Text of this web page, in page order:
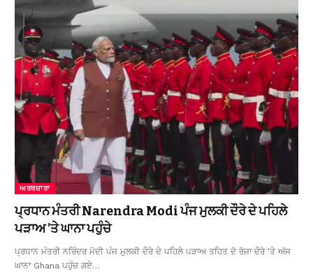
ਅਰਥਚਾਰਾ
ਪ੍ਰਧਾਨ ਮੰਤਰੀ Narendra Modi ਪੰਜ ਮੁਲਕੀ ਦੌਰੇ ਦੇ ਪਹਿਲੇ
ਪੜਾਅ ’ਤੇ ਘਾਨਾ ਪਹੁੰਚੇ
ਪ੍ਰਧਾਨ ਮੰਤਰੀ ਨਰਿੰਦਰ ਮੋਦੀ ਪੰਜ ਮੁਲਕੀ ਦੌਰੇ ਦੇ ਪਹਿਲੇ ਪੜਾਅ ਤਹਿਤ ਦੋ ਰੋਜ਼ਾ ਦੌਰੇ ’ਤੇ ਅੱਜ
ਘਾਨਾ Ghana ਪਹੁੰਚ ਗਏ…